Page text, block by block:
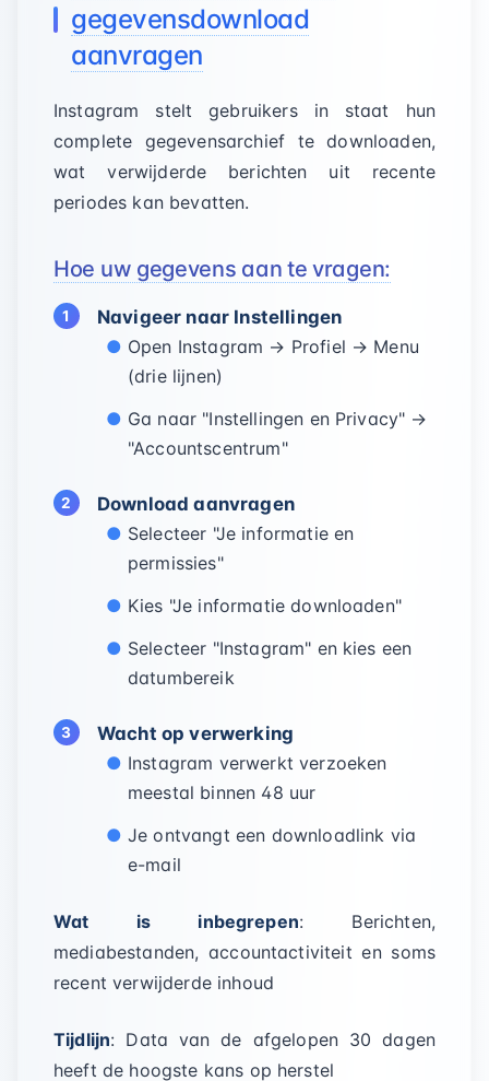
gegevensdownload
aanvragen
Instagram stelt gebruikers in staat hun
complete gegevensarchief te downloaden,
wat verwijderde berichten uit recente
periodes kan bevatten.
Hoe uw gegevens aan te vragen:
Navigeer naar Instellingen
Open Instagram → Profiel → Menu
(drie lijnen)
Ga naar "Instellingen en Privacy" →
"Accountscentrum"
Download aanvragen
Selecteer "Je informatie en
permissies"
Kies "Je informatie downloaden"
Selecteer "Instagram" en kies een
datumbereik
Wacht op verwerking
Instagram verwerkt verzoeken
meestal binnen 48 uur
Je ontvangt een downloadlink via
e-mail
Wat is inbegrepen: Berichten,
mediabestanden, accountactiviteit en soms
recent verwijderde inhoud
Tijdlijn: Data van de afgelopen 30 dagen
heeft de hoogste kans op herstel